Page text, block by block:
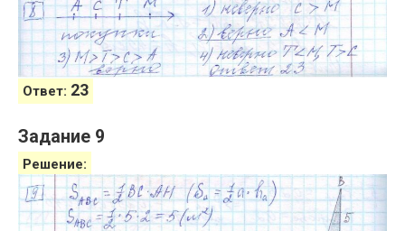
Ответ: 23
Задание 9
Решение: